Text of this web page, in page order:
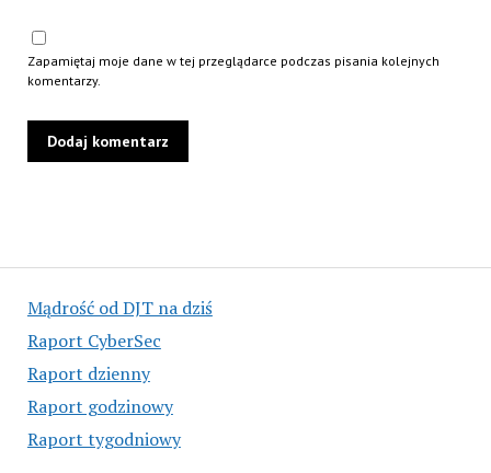
Mądrość od DJT na dziś
Raport CyberSec
Raport dzienny
Raport godzinowy
Raport tygodniowy
Zapamiętaj moje dane w tej przeglądarce podczas pisania kolejnych
komentarzy.